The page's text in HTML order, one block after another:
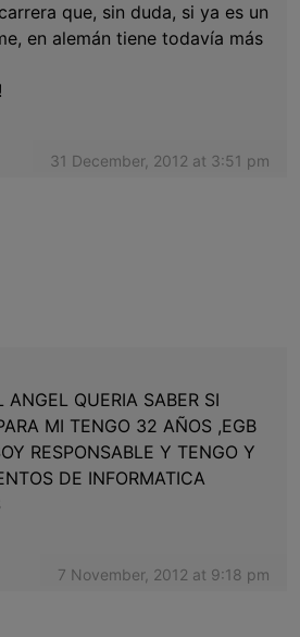
31 December, 2012 at 3:51 pm
que, sin duda, si ya es un
en alemán tiene todavía más
7 November, 2012 at 9:18 pm
QUERIA SABER SI
MI TENGO 32 AÑOS ,EGB
RESPONSABLE Y TENGO Y
DE INFORMATICA